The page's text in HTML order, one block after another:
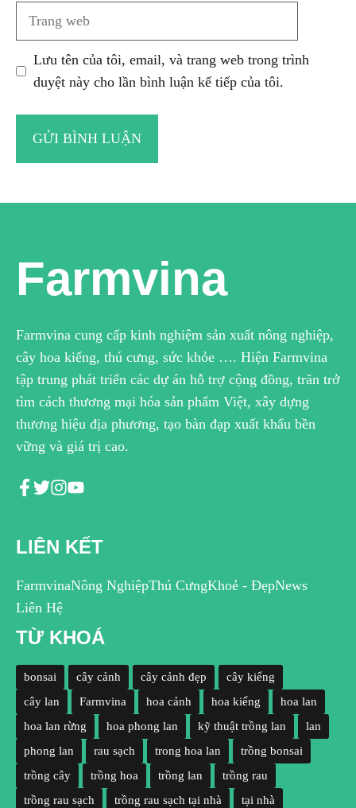
Trang
Lưu tên của tôi, email, và trang web trong trình
duyệt này cho lần bình luận kế tiếp của tôi.
Farmvina
Farmvina cung cấp kinh nghiệm sản xuất nông nghiệp,
cây hoa kiểng, thú cưng, sức khỏe …. Hiện Farmvina
tập trung phát triển các dự án hỗ trợ cộng đồng, trăn trở
tìm cách thương mại hóa sản phẩm Việt, xây dựng
thương hiệu địa phương, tạo bàn đạp xuất khẩu bền
vững và giá trị cao.
LIÊN KẾT
FarmvinaNông NghiệpThú CưngKhoẻ - ĐẹpNews
Liên Hệ
TỪ KHOÁ
bonsai cây cảnh cây cảnh đẹp
cây kiểng
cây lan
Farmvina hoa cảnh hoa kiểng
hoa lan
hoa lan rừng
hoa phong lan kỹ thuật trồng lan
lan
phong lan
rau sạch trong hoa lan
trồng bonsai
trồng cây
trồng hoa trồng lan
trồng rau
trồng rau sạch
trồng rau sạch tại nhà tại nhà